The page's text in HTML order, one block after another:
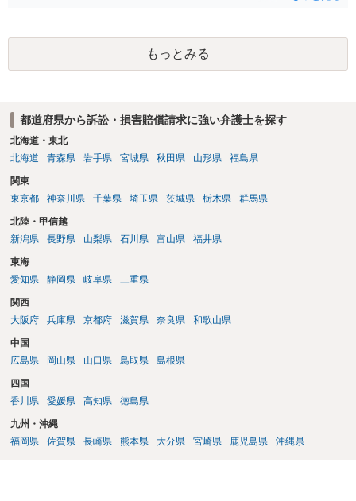
です。Googleは電話番号の開示請求もできることが多いので、少しで
も特定可能になるよう、複数ルートで開示請求が行われることが多い
です。さらにいえば、利用者からの口コミ投稿の場合、開示請求者は
ある程度対象者を特定できている（ただし証拠による裏付けか必要な
もっとみる
都道府県から訴訟・損害賠償請求に強い弁護士を探す
北海道・東北
北海道
青森県 岩手県 宮城県 秋田県 山形県 福島県
関東
東京都
神奈川県 千葉県 埼玉県 茨城県 栃木県 群馬県
北陸・甲信越
新潟県
長野県 山梨県 石川県 富山県 福井県
東海
愛知県
静岡県 岐阜県 三重県
関西
大阪府
兵庫県 京都府 滋賀県 奈良県 和歌山県
中国
広島県
岡山県 山口県 鳥取県 島根県
四国
香川県
愛媛県 高知県 徳島県
九州・沖縄
福岡県
佐賀県 長崎県 熊本県 大分県 宮崎県 鹿児島県 沖縄県